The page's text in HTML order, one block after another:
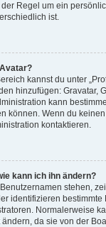
Regel um ein
ist.
kannst du unter
hinzufügen: Gravatar,
kann
können. Wenn du
kontaktieren.
kann ich ihn ändern?
stehen,
identifizieren bestimmte
Normalerweise
da sie von der